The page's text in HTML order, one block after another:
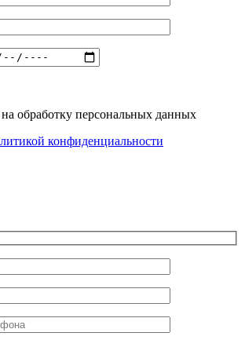
обработку персональных данных
конфиденциальности